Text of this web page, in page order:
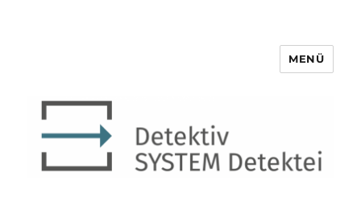
Detektiv SYSTEM Detektei ®
MENÜ